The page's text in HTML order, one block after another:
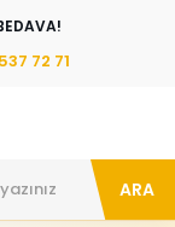
72 71
ARA